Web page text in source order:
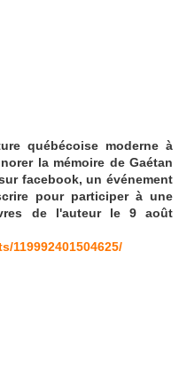
québécoise moderne à
la mémoire de Gaétan
facebook, un événement
pour participer à une
de l'auteur le 9 août
119992401504625/